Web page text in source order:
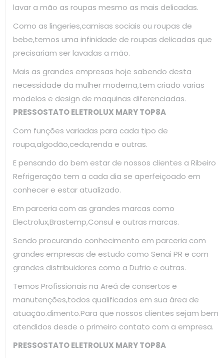
lavar a mão as roupas mesmo as mais delicadas.
Como as lingeries,camisas sociais ou roupas de
bebe,temos uma infinidade de roupas delicadas que
precisariam ser lavadas a mão.
Mais as grandes empresas hoje sabendo desta
necessidade da mulher moderna,tem criado varias
modelos e design de maquinas diferenciadas.
PRESSOSTATO ELETROLUX MARY TOP8A
Com funções variadas para cada tipo de
roupa,algodão,ceda,renda e outras.
E pensando do bem estar de nossos clientes a Ribeiro
Refrigeração tem a cada dia se aperfeiçoado em
conhecer e estar atualizado.
Em parceria com as grandes marcas como
Electrolux,Brastemp,Consul e outras marcas.
Sendo procurando conhecimento em parceria com
grandes empresas de estudo como Senai PR e com
grandes distribuidores como a Dufrio e outras.
Temos Profissionais na Areá de consertos e
manutenções,todos qualificados em sua área de
atuação.dimento.Para que nossos clientes sejam bem
atendidos desde o primeiro contato com a empresa.
PRESSOSTATO ELETROLUX MARY TOP8A